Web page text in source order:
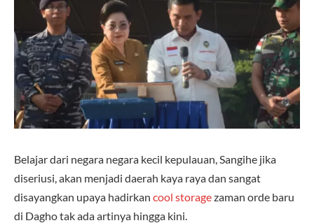
Belajar dari negara negara kecil kepulauan, Sangihe jika
diseriusi, akan menjadi daerah kaya raya dan sangat
disayangkan upaya hadirkan cool storagezaman orde baru
di Dagho tak ada artinya hingga kini.